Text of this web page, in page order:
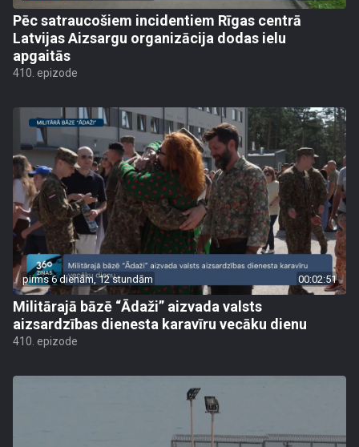
Pēc satraucošiem incidentiem Rīgas centrā
Latvijas Aizsargu organizācija dodas ielu
apgaitās
410. epizode
pirms 6 dienām, 12 stundām 00:02:51
Militārajā bāzē “Ādaži” aizvada valsts
aizsardzības dienesta karavīru vecāku dienu
410. epizode